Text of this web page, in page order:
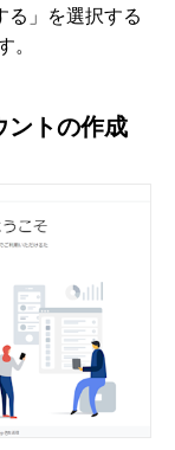
る」を選択する
。
ントの作成